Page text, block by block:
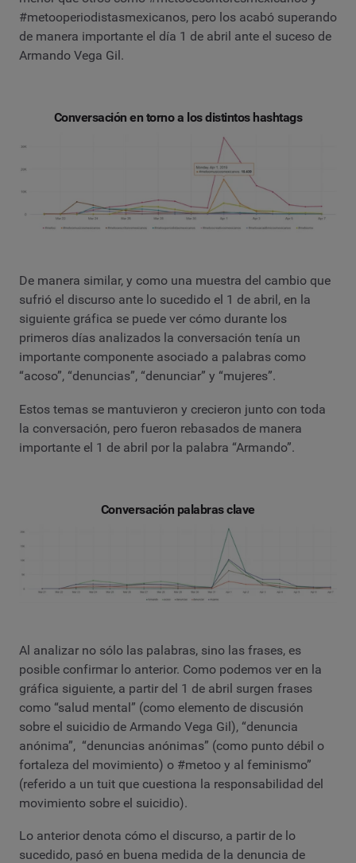
#metooperiodistasmexicanos, pero los acabó superando
de manera importante el día 1 de abril ante el suceso de
Armando Vega Gil.
Conversación en torno a los distintos hashtags
De manera similar, y como una muestra del cambio que
sufrió el discurso ante lo sucedido el 1 de abril, en la
siguiente gráfica se puede ver cómo durante los
primeros días analizados la conversación tenía un
importante componente asociado a palabras como
“acoso”, “denuncias”, “denunciar” y “mujeres”.
Estos temas se mantuvieron y crecieron junto con toda
la conversación, pero fueron rebasados de manera
importante el 1 de abril por la palabra “Armando”.
Conversación palabras clave
Al analizar no sólo las palabras, sino las frases, es
posible confirmar lo anterior. Como podemos ver en la
gráfica siguiente, a partir del 1 de abril surgen frases
como “salud mental” (como elemento de discusión
sobre el suicidio de Armando Vega Gil), “denuncia
anónima”, “denuncias anónimas” (como punto débil o
fortaleza del movimiento) o #metoo y al feminismo”
(referido a un tuit que cuestiona la responsabilidad del
movimiento sobre el suicidio).
Lo anterior denota cómo el discurso, a partir de lo
sucedido, pasó en buena medida de la denuncia de